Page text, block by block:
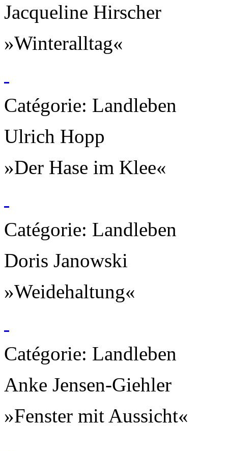
Jacqueline Hirscher
»Winteralltag«
Catégorie: Landleben
Ulrich Hopp
»Der Hase im Klee«
Catégorie: Landleben
Doris Janowski
»Weidehaltung«
Catégorie: Landleben
Anke Jensen-Giehler
»Fenster mit Aussicht«